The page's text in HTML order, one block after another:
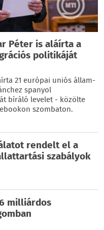
Péter is aláírta a
politikáját
21 európai uniós állam-
spanyol
bíráló levelet - közölte
szombaton.
rendelt el a
szabályok
milliárdos